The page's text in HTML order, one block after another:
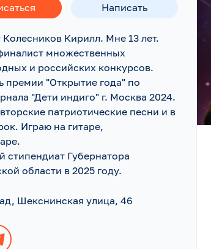
Написать
Колесников Кирилл. Мне 13 лет.
множественных
и российских конкурсов.
премии "Открытие года" по
"Дети индиго" г. Москва 2024.
патриотические песни и в
Играю на гитаре,
стипендиат Губернатора
области в 2025 году.
Шекснинская улица, 46